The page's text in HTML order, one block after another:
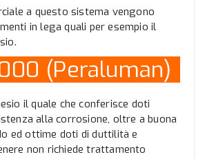
a questo sistema vengono
in lega quali per esempio il
(Peraluman)
il quale che conferisce doti
alla corrosione, oltre a buona
ed ottime doti di duttilità e
non richiede trattamento